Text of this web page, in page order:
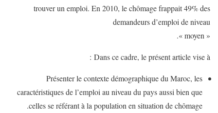
trouver un emploi. En 2010, le chômage frappait 49% des
demandeurs d’emploi de niveau
« moyen ».
Dans ce cadre, le présent article vise à :
Présenter le contexte démographique du Maroc, les
caractéristiques de l’emploi au niveau du pays aussi bien que
celles se référant à la population en situation de chômage.